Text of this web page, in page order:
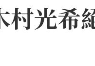
村光希